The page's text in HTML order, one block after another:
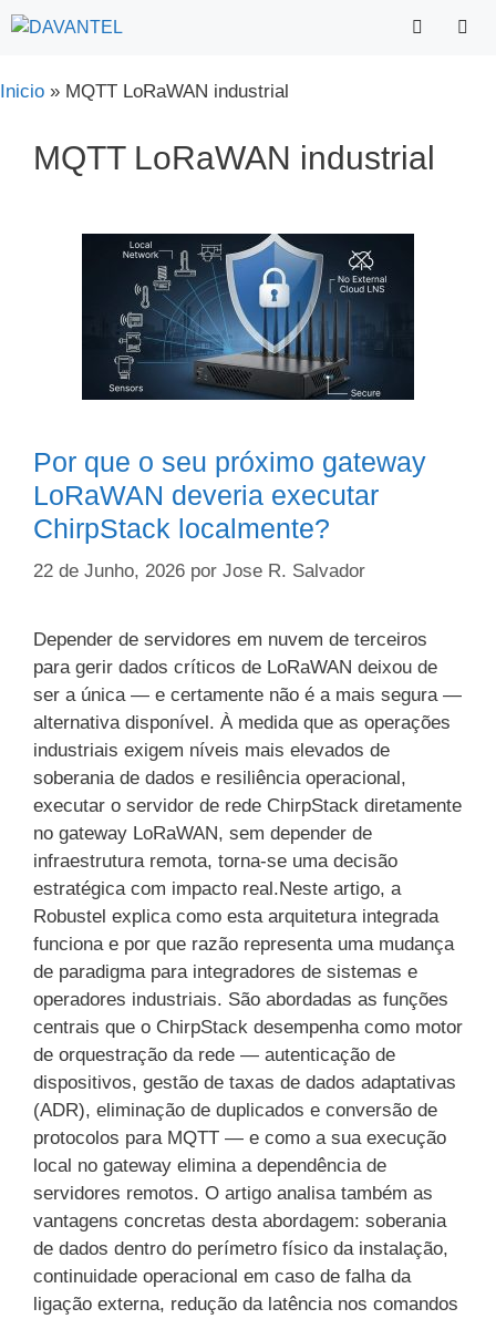
Saltar
para
conteúdo
Inicio » MQTT LoRaWAN industrial
MQTT LoRaWAN industrial
Por que o seu próximo gateway
LoRaWAN deveria executar
ChirpStack localmente?
22 de Junho, 2026 por Jose R. Salvador
Depender de servidores em nuvem de terceiros
para gerir dados críticos de LoRaWAN deixou de
ser a única — e certamente não é a mais segura —
alternativa disponível. À medida que as operações
industriais exigem níveis mais elevados de
soberania de dados e resiliência operacional,
executar o servidor de rede ChirpStack diretamente
no gateway LoRaWAN, sem depender de
infraestrutura remota, torna-se uma decisão
estratégica com impacto real.Neste artigo, a
Robustel explica como esta arquitetura integrada
funciona e por que razão representa uma mudança
de paradigma para integradores de sistemas e
operadores industriais. São abordadas as funções
centrais que o ChirpStack desempenha como motor
de orquestração da rede — autenticação de
dispositivos, gestão de taxas de dados adaptativas
(ADR), eliminação de duplicados e conversão de
protocolos para MQTT — e como a sua execução
local no gateway elimina a dependência de
servidores remotos. O artigo analisa também as
vantagens concretas desta abordagem: soberania
de dados dentro do perímetro físico da instalação,
continuidade operacional em caso de falha da
ligação externa, redução da latência nos comandos